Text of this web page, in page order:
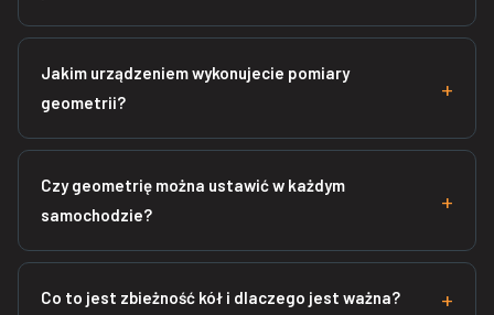
Jakim urządzeniem wykonujecie pomiary
geometrii?
Czy geometrię można ustawić w każdym
samochodzie?
Co to jest zbieżność kół i dlaczego jest ważna?